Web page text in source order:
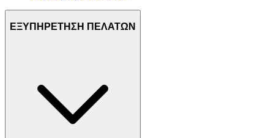
ΕΞΥΠΗΡΕΤΗΣΗ ΠΕΛΑΤΩΝ